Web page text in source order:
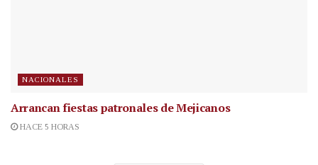
NACIONALES
Arrancan fiestas patronales de Mejicanos
HACE 5 HORAS